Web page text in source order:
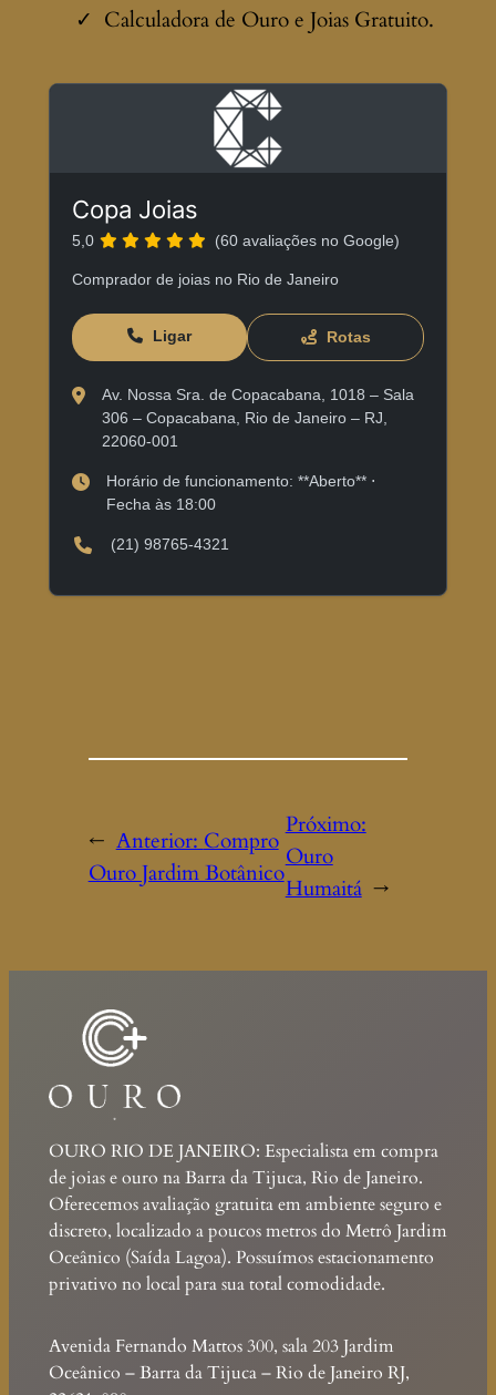
Calculadora de Ouro e Joias Gratuito.
Copa Joias
5,0 (60 avaliações no Google)
Comprador de joias no Rio de Janeiro
Ligar Rotas
Av. Nossa Sra. de Copacabana, 1018 – Sala
306 – Copacabana, Rio de Janeiro – RJ,
22060-001
Horário de funcionamento: **Aberto** ⋅
Fecha às 18:00
(21) 98765-4321
← Anterior: Compro
Ouro Jardim Botânico
Próximo:
Ouro
Humaitá →
OURO RIO DE JANEIRO: Especialista em compra
de joias e ouro na Barra da Tijuca, Rio de Janeiro.
Oferecemos avaliação gratuita em ambiente seguro e
discreto, localizado a poucos metros do Metrô Jardim
Oceânico (Saída Lagoa). Possuímos estacionamento
privativo no local para sua total comodidade.
Avenida Fernando Mattos 300, sala 203 Jardim
Oceânico – Barra da Tijuca – Rio de Janeiro RJ,